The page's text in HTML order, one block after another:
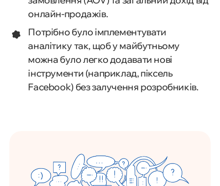
онлайн-продажів.
Потрібно було імплементувати
аналітику так, щоб у майбутньому
можна було легко додавати нові
інструменти (наприклад, піксель
Facebook) без залучення розробників.